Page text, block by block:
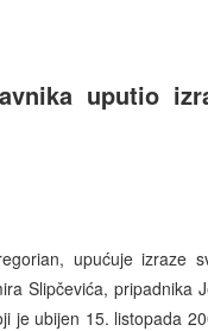
uputio
upućuje izraze
Slipčevića, pripadnika
je ubijen 15. listopada